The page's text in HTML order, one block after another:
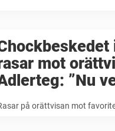
mot
”Nu
på orättvisan mot